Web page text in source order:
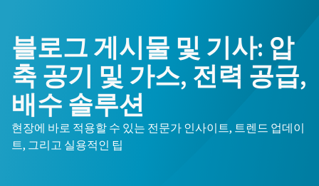
블로그 게시물 및 기사: 압
축 공기 및 가스, 전력 공급,
배수 솔루션
현장에 바로 적용할 수 있는 전문가 인사이트, 트렌드 업데이
트, 그리고 실용적인 팁